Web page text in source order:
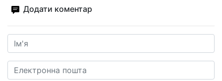
Додати коментар